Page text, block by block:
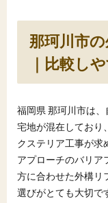
那珂川市
｜比較し
福岡県 那珂川市は
宅地が混在しており
クステリア工事が求
アプローチのバリア
方に合わせた外構リ
選びがとても大切で